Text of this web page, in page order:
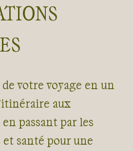
votre voyage en un
aux
passant par les
santé pour une